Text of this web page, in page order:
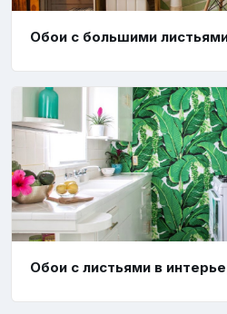
Обои с большими
Обои с листьями в